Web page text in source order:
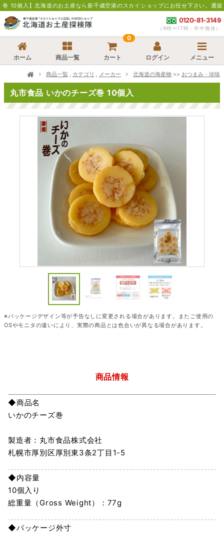
土産なら新千歳空港のスカイショップにお任せ下さい。通販・お取寄せでお土産
0120-81-3149
（9時〜17時・年中無休）
ホーム 商品一覧 カート
0
ログイン メニュー
商品一覧 , カテゴリ , メーカー 北海道の海産物 >> おつまみ・珍味
丸市食品 いかのチーズ巻 10個入
※パッケージデザイン等が予告なしに変更される場合があります。またご使用の
OSやモニタの違いにより、実際の商品とは色合いが異なる場合があります。
商品情報
◆商品名
いかのチーズ巻
製造者：丸市食品株式会社
札幌市厚別区厚別東3条2丁目1-5
◆内容量
10個入り
総重量（Gross Weight）：77g
◆パッケージ外寸